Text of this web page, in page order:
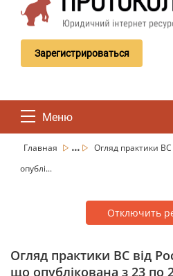
Зарегистрироваться
Меню
Главная ...
Огляд практики
опублі...
Отключить
Огляд практики ВС від
що опублікована з 23 по